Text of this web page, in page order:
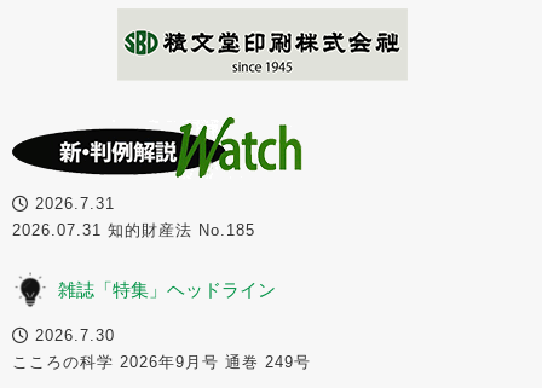
2026.7.31
2026.07.31 知的財産法 No.185
雑誌「特集」ヘッドライン
2026.7.30
こころの科学 2026年9月号 通巻 249号